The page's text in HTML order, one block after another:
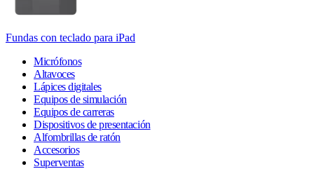
Fundas con teclado para iPad
Micrófonos
Altavoces
Lápices digitales
Equipos de simulación
Equipos de carreras
Dispositivos de presentación
Alfombrillas de ratón
Accesorios
Superventas